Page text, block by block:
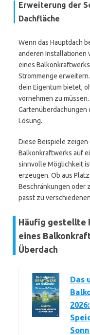
Erweiterung der
Dachfläche
Wenn das Hauptdach
anderen Installationen
eines
Strommenge
dein Eigentum bietet,
vornehmen zu
Gartenüberdachungen
Lösung.
Diese Beispiele zeigen
Balkonkraftwerks auf
sinnvolle Möglichkeit
erzeugen. Ob aus
Beschränkungen oder
passt zu
Häufig gestellte
eines
Überdach
Das